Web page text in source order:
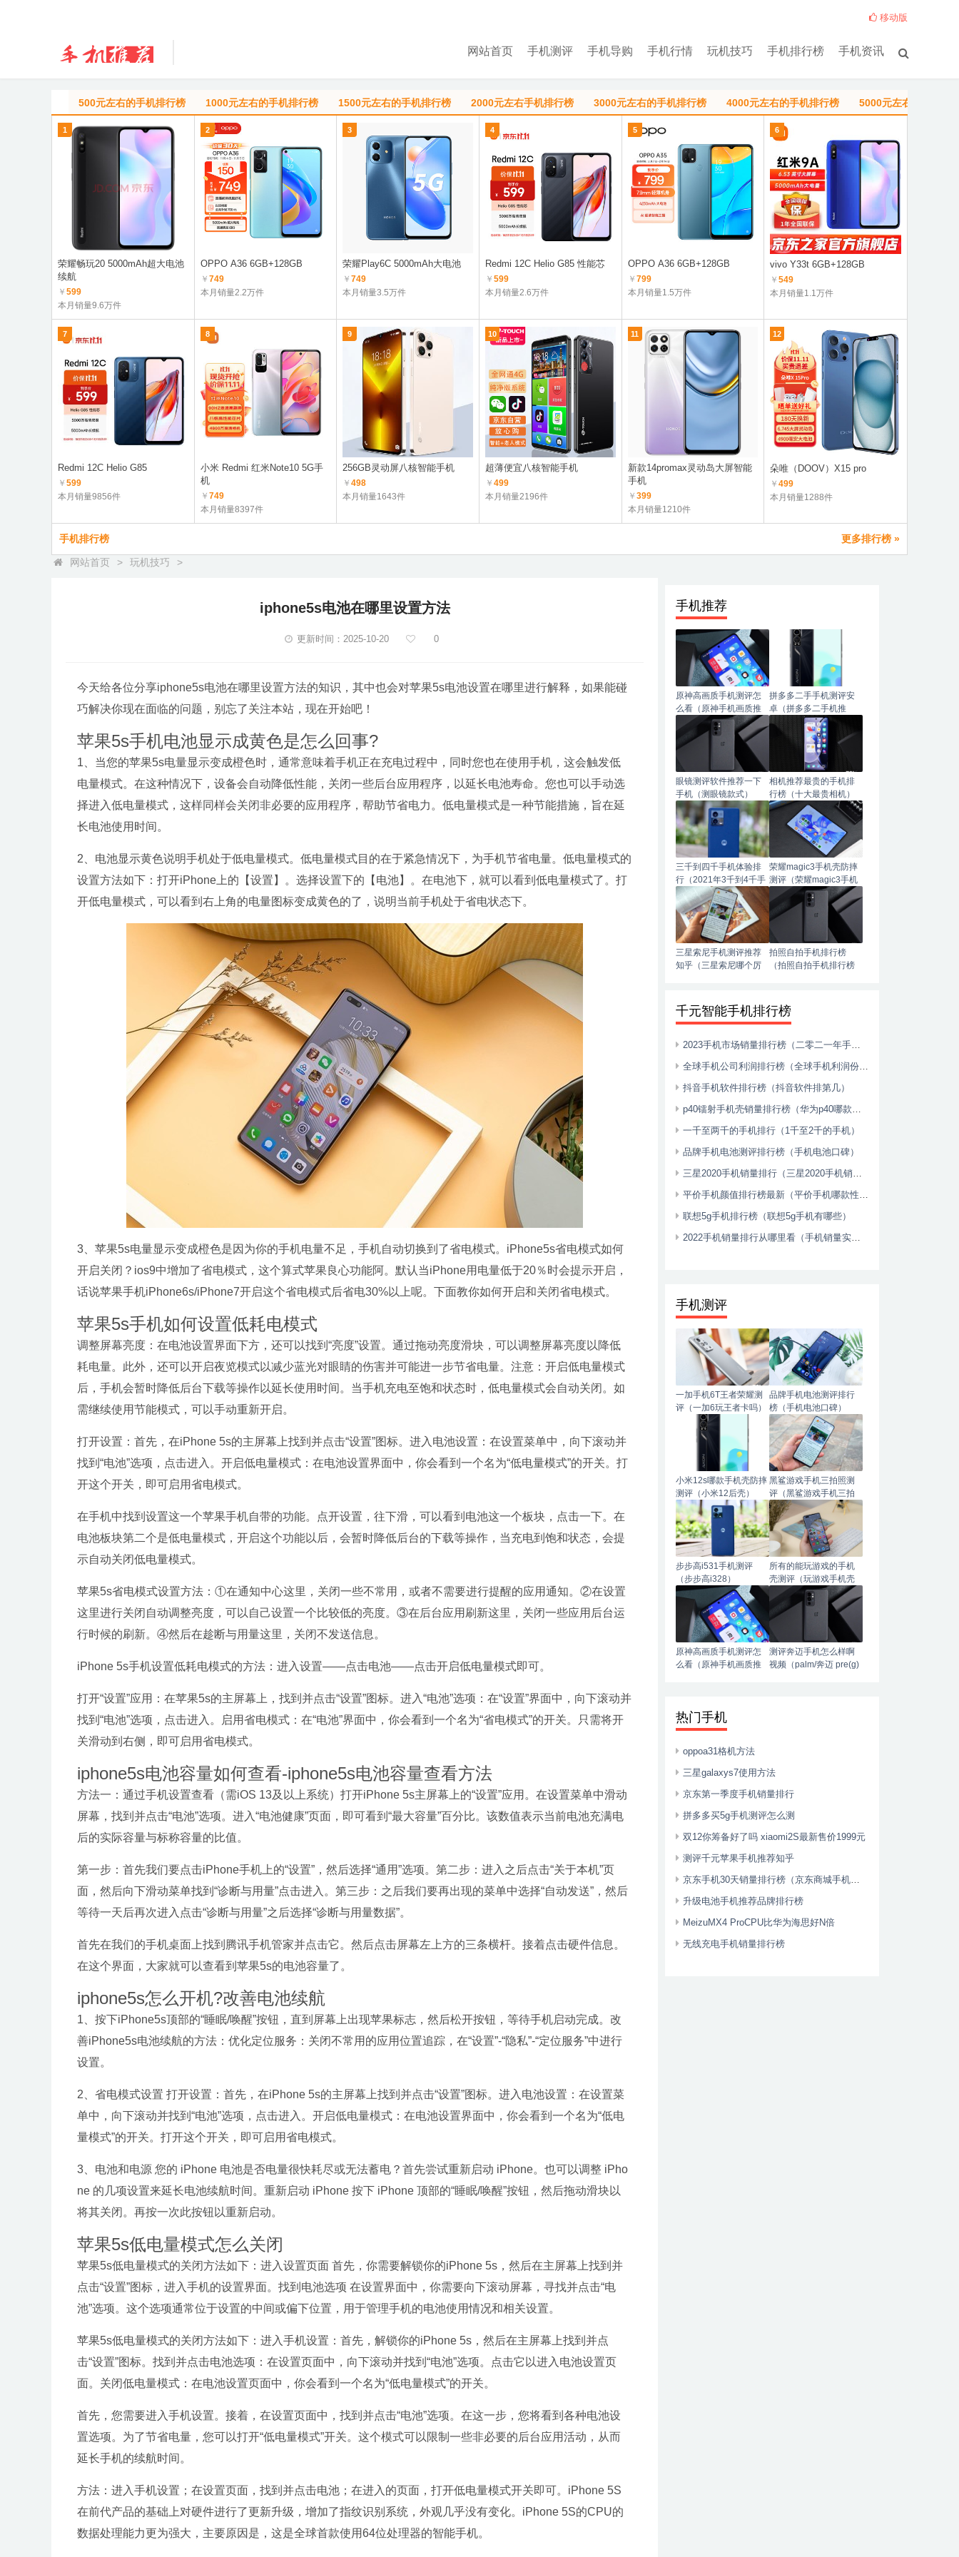
网站首页 手机测评 手机导购 手机行情 玩机技巧 手机排行榜 手机资讯
移动版
500元左右的手机排行榜 1000元左右的手机排行榜 1500元左右的手机排行榜 2000元左右手机排行榜 3000元左右的手机排行榜 4000元左右的手机排行榜 5000元左右的手机排
1
荣耀畅玩20 5000mAh超大电池
续航
￥ 599
本月销量9.6万件
2
OPPO A36 6GB+128GB
￥ 749
本月销量2.2万件
3
荣耀Play6C 5000mAh大电池
￥749
本月销量3.5万件
4
Redmi 12C Helio G85 性能芯
￥ 599
本月销量2.6万件
5
OPPO A36 6GB+128GB
￥ 799
本月销量1.5万件
6
vivo Y33t 6GB+128GB
￥549
本月销量1.1万件
7
Redmi 12C Helio G85
￥ 599
本月销量9856件
8
小米 Redmi 红米Note10 5G手
机
￥ 749
本月销量8397件
9
256GB灵动屏八核智能手机
￥498
本月销量1643件
10
超薄便宜八核智能手机
￥ 499
本月销量2196件
11
新款14promax灵动岛大屏智能
手机
￥ 399
本月销量1210件
12
朵唯（DOOV）X15 pro
￥499
本月销量1288件
手机排行榜 更多排行榜 »
网站首页 > 玩机技巧 >
iphone5s电池在哪里设置方法
更新时间：2025-10-20 0
今天给各位分享iphone5s电池在哪里设置方法的知识，其中也会对苹果5s电池设置在哪里进行解释，如果能碰
巧解决你现在面临的问题，别忘了关注本站，现在开始吧！
苹果5s手机电池显示成黄色是怎么回事?
1、当您的苹果5s电量显示变成橙色时，通常意味着手机正在充电过程中，同时您也在使用手机，这会触发低
电量模式。在这种情况下，设备会自动降低性能，关闭一些后台应用程序，以延长电池寿命。您也可以手动选
择进入低电量模式，这样同样会关闭非必要的应用程序，帮助节省电力。低电量模式是一种节能措施，旨在延
长电池使用时间。
2、电池显示黄色说明手机处于低电量模式。低电量模式目的在于紧急情况下，为手机节省电量。低电量模式的
设置方法如下：打开iPhone上的【设置】。选择设置下的【电池】。在电池下，就可以看到低电量模式了。打
开低电量模式，可以看到右上角的电量图标变成黄色的了，说明当前手机处于省电状态下。
3、苹果5s电量显示变成橙色是因为你的手机电量不足，手机自动切换到了省电模式。iPhone5s省电模式如何
开启关闭？ios9中增加了省电模式，这个算式苹果良心功能阿。默认当iPhone用电量低于20％时会提示开启，
话说苹果手机iPhone6s/iPhone7开启这个省电模式后省电30%以上呢。下面教你如何开启和关闭省电模式。
苹果5s手机如何设置低耗电模式
调整屏幕亮度：在电池设置界面下方，还可以找到“亮度”设置。通过拖动亮度滑块，可以调整屏幕亮度以降低
耗电量。此外，还可以开启夜览模式以减少蓝光对眼睛的伤害并可能进一步节省电量。注意：开启低电量模式
后，手机会暂时降低后台下载等操作以延长使用时间。当手机充电至饱和状态时，低电量模式会自动关闭。如
需继续使用节能模式，可以手动重新开启。
打开设置：首先，在iPhone 5s的主屏幕上找到并点击“设置”图标。进入电池设置：在设置菜单中，向下滚动并
找到“电池”选项，点击进入。开启低电量模式：在电池设置界面中，你会看到一个名为“低电量模式”的开关。打
开这个开关，即可启用省电模式。
在手机中找到设置这一个苹果手机自带的功能。点开设置，往下滑，可以看到电池这一个板块，点击一下。在
电池板块第二个是低电量模式，开启这个功能以后，会暂时降低后台的下载等操作，当充电到饱和状态，会提
示自动关闭低电量模式。
苹果5s省电模式设置方法：①在通知中心这里，关闭一些不常用，或者不需要进行提醒的应用通知。②在设置
这里进行关闭自动调整亮度，可以自己设置一个比较低的亮度。③在后台应用刷新这里，关闭一些应用后台运
行时候的刷新。④然后在趁断与用量这里，关闭不发送信息。
iPhone 5s手机设置低耗电模式的方法：进入设置——点击电池——点击开启低电量模式即可。
打开“设置”应用：在苹果5s的主屏幕上，找到并点击“设置”图标。进入“电池”选项：在“设置”界面中，向下滚动并
找到“电池”选项，点击进入。启用省电模式：在“电池”界面中，你会看到一个名为“省电模式”的开关。只需将开
关滑动到右侧，即可启用省电模式。
iphone5s电池容量如何查看-iphone5s电池容量查看方法
方法一：通过手机设置查看（需iOS 13及以上系统）打开iPhone 5s主屏幕上的“设置”应用。在设置菜单中滑动
屏幕，找到并点击“电池”选项。进入“电池健康”页面，即可看到“最大容量”百分比。该数值表示当前电池充满电
后的实际容量与标称容量的比值。
第一步：首先我们要点击iPhone手机上的“设置”，然后选择“通用”选项。第二步：进入之后点击“关于本机”页
面，然后向下滑动菜单找到“诊断与用量”点击进入。第三步：之后我们要再出现的菜单中选择“自动发送”，然后
等待一天后再次进入点击“诊断与用量”之后选择“诊断与用量数据”。
首先在我们的手机桌面上找到腾讯手机管家并点击它。然后点击屏幕左上方的三条横杆。接着点击硬件信息。
在这个界面，大家就可以查看到苹果5s的电池容量了。
iphone5s怎么开机?改善电池续航
1、按下iPhone5s顶部的“睡眠/唤醒”按钮，直到屏幕上出现苹果标志，然后松开按钮，等待手机启动完成。改
善iPhone5s电池续航的方法：优化定位服务：关闭不常用的应用位置追踪，在“设置”-“隐私”-“定位服务”中进行
设置。
2、省电模式设置 打开设置：首先，在iPhone 5s的主屏幕上找到并点击“设置”图标。进入电池设置：在设置菜
单中，向下滚动并找到“电池”选项，点击进入。开启低电量模式：在电池设置界面中，你会看到一个名为“低电
量模式”的开关。打开这个开关，即可启用省电模式。
3、电池和电源 您的 iPhone 电池是否电量很快耗尽或无法蓄电？首先尝试重新启动 iPhone。也可以调整 iPho
ne 的几项设置来延长电池续航时间。重新启动 iPhone 按下 iPhone 顶部的“睡眠/唤醒”按钮，然后拖动滑块以
将其关闭。再按一次此按钮以重新启动。
苹果5s低电量模式怎么关闭
苹果5s低电量模式的关闭方法如下：进入设置页面 首先，你需要解锁你的iPhone 5s，然后在主屏幕上找到并
点击“设置”图标，进入手机的设置界面。找到电池选项 在设置界面中，你需要向下滚动屏幕，寻找并点击“电
池”选项。这个选项通常位于设置的中间或偏下位置，用于管理手机的电池使用情况和相关设置。
苹果5s低电量模式的关闭方法如下：进入手机设置：首先，解锁你的iPhone 5s，然后在主屏幕上找到并点
击“设置”图标。找到并点击电池选项：在设置页面中，向下滚动并找到“电池”选项。点击它以进入电池设置页
面。关闭低电量模式：在电池设置页面中，你会看到一个名为“低电量模式”的开关。
首先，您需要进入手机设置。接着，在设置页面中，找到并点击“电池”选项。在这一步，您将看到各种电池设
置选项。为了节省电量，您可以打开“低电量模式”开关。这个模式可以限制一些非必要的后台应用活动，从而
延长手机的续航时间。
方法：进入手机设置；在设置页面，找到并点击电池；在进入的页面，打开低电量模式开关即可。iPhone 5S
在前代产品的基础上对硬件进行了更新升级，增加了指纹识别系统，外观几乎没有变化。iPhone 5S的CPU的
数据处理能力更为强大，主要原因是，这是全球首款使用64位处理器的智能手机。
手机推荐
原神高画质手机测评怎
么看（原神手机画质推
荐）
拼多多二手手机测评安
卓（拼多多二手机推
荐）
眼镜测评软件推荐一下
手机（测眼镜款式）
相机推荐最贵的手机排
行榜（十大最贵相机）
三千到四千手机体验排
行（2021年3千到4千手
机推荐）
荣耀magic3手机壳防摔
测评（荣耀magic3手机
壳推荐）
三星索尼手机测评推荐
知乎（三星索尼哪个厉
拍照自拍手机排行榜
（拍照自拍手机排行榜
千元智能手机排行榜
2023手机市场销量排行榜（二零二一年手机销量）
全球手机公司利润排行榜（全球手机利润份额2020）
抖音手机软件排行榜（抖音软件排第几）
p40镭射手机壳销量排行榜（华为p40哪款手机壳好看）
一千至两千的手机排行（1千至2千的手机）
品牌手机电池测评排行榜（手机电池口碑）
三星2020手机销量排行（三星2020手机销量排行榜前十名）
平价手机颜值排行榜最新（平价手机哪款性价比高2021）
联想5g手机排行榜（联想5g手机有哪些）
2022手机销量排行从哪里看（手机销量实时排行）
手机测评
一加手机6T王者荣耀测
评（一加6玩王者卡吗）
品牌手机电池测评排行
榜（手机电池口碑）
小米12s哪款手机壳防摔
测评（小米12后壳）
黑鲨游戏手机三拍照测
评（黑鲨游戏手机三拍
照测评怎么样）
步步高i531手机测评
（步步高i328）
所有的能玩游戏的手机
壳测评（玩游戏手机壳
哪种材质手感好）
原神高画质手机测评怎
么看（原神手机画质推
测评奔迈手机怎么样啊
视频（palm/奔迈 pre(g)
热门手机
oppoa31格机方法
三星galaxys7使用方法
京东第一季度手机销量排行
拼多多买5g手机测评怎么测
双12你筹备好了吗 xiaomi2S最新售价1999元
测评千元苹果手机推荐知乎
京东手机30天销量排行榜（京东商城手机销量排行榜）
升级电池手机推荐品牌排行榜
MeizuMX4 ProCPU比华为海思好N倍
无线充电手机销量排行榜